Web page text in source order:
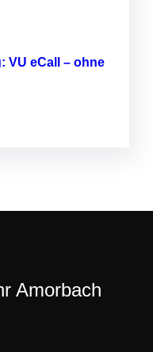
VU eCall – ohne
Amorbach